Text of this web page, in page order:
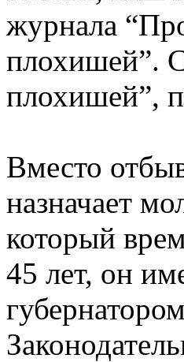
журнала
плохишей”.
плохишей”,
Вместо
назначает
который
45 лет, он